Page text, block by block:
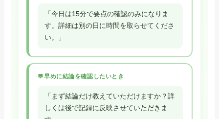
「今日は15分で要点の確認のみになりま
す。詳細は別の日に時間を取らせてくださ
い。」
早めに結論を確認したいとき
「まず結論だけ教えていただけますか？詳
しくは後で記録に反映させていただきま